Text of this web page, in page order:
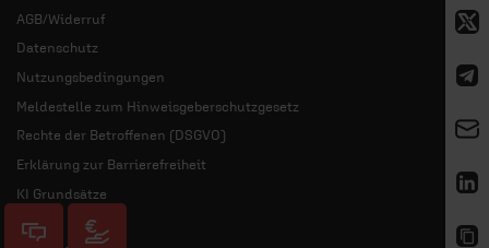
AGB/Widerruf
Datenschutz
Nutzungsbedingungen
Meldestelle zum Hinweisgeberschutzgesetz
Rechte der Betroffenen (DSGVO)
Erklärung zur Barrierefreiheit
KI Grundsätze